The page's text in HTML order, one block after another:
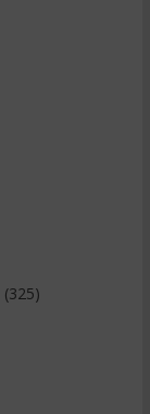
(325)